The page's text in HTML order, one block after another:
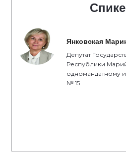
Янковская
Депутат
Республики
одномандатному
№ 15